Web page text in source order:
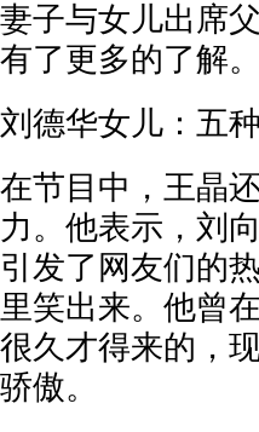
妻子与女儿出席
有了更多的了解。
刘德华女儿：五
在节目中，王晶
力。他表示，刘
引发了网友们的
里笑出来。他曾
很久才得来的，
骄傲。